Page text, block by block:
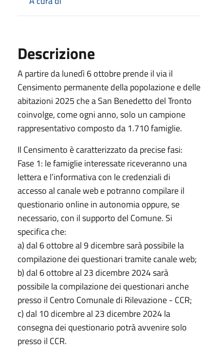
Descrizione
A partire da lunedì 6 ottobre prende il via il
Censimento permanente della popolazione e delle
abitazioni 2025 che a San Benedetto del Tronto
coinvolge, come ogni anno, solo un campione
rappresentativo composto da 1.710 famiglie.
Il Censimento è caratterizzato da precise fasi:
Fase 1: le famiglie interessate riceveranno una
lettera e l’informativa con le credenziali di
accesso al canale web e potranno compilare il
questionario online in autonomia oppure, se
necessario, con il supporto del Comune. Si
specifica che:
a) dal 6 ottobre al 9 dicembre sarà possibile la
compilazione dei questionari tramite canale web;
b) dal 6 ottobre al 23 dicembre 2024 sarà
possibile la compilazione dei questionari anche
presso il Centro Comunale di Rilevazione - CCR;
c) dal 10 dicembre al 23 dicembre 2024 la
consegna dei questionario potrà avvenire solo
presso il CCR.